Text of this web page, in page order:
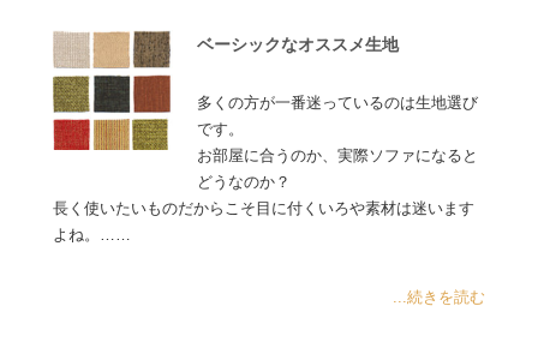
ベーシックなオススメ生地
多くの方が一番迷っているのは生地選び
です。
お部屋に合うのか、実際ソファになると
どうなのか？
長く使いたいものだからこそ目に付くいろや素材は迷います
よね。……
...続きを読む